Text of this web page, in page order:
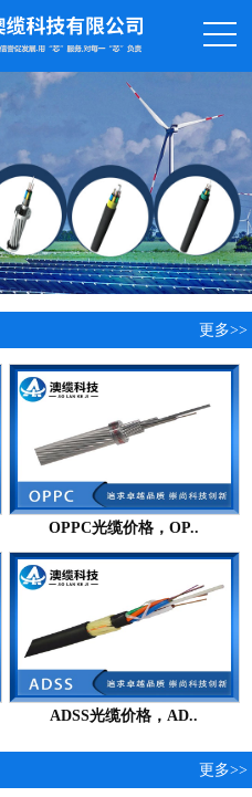
更多>>
OPPC光缆价格，OP..
ADSS光缆价格，AD..
更多>>